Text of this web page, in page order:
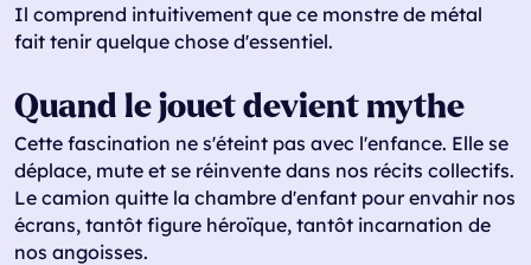
Il comprend intuitivement que ce monstre de métal
fait tenir quelque chose d'essentiel.
Quand le jouet devient mythe
Cette fascination ne s'éteint pas avec l'enfance. Elle se
déplace, mute et se réinvente dans nos récits collectifs.
Le camion quitte la chambre d'enfant pour envahir nos
écrans, tantôt figure héroïque, tantôt incarnation de
nos angoisses.